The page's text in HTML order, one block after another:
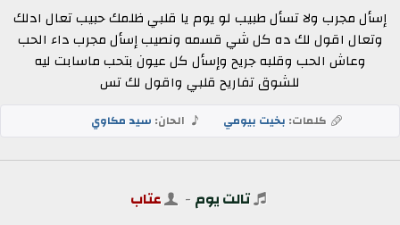
إسأل مجرب ولا تسأل طبيب لو يوم يا قلبي ظلمك حبيب تعال ادلك
وتعال اقول لك ده كل شي قسمه ونصيب إسأل مجرب داء الحب
وعاش الحب وقلبه جريح وإسأل كل عيون بتحب ماسابت ليه
للشوق تفاريح قلبي واقول لك تس
كلمات: بخيت بيومي الحان: سيد مكاوي
تالت يوم - عتاب